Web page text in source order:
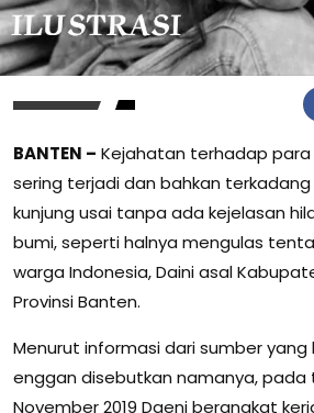
BANTEN – Kejahatan terhadap para
sering terjadi dan bahkan
kunjung usai tanpa ada kejelasan
bumi, seperti halnya mengulas
warga Indonesia, Daini asal
Provinsi Banten.
Menurut informasi dari sumber yang
enggan disebutkan namanya, pada
November 2019 Daeni berangkat